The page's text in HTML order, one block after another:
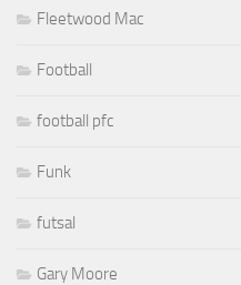
Fleetwood Mac
Football
football pfc
Funk
futsal
Gary Moore